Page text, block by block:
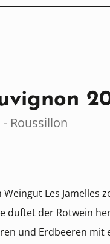
Roussillon
Les Jamelles
duftet der Rotwein
und Erdbeeren mit